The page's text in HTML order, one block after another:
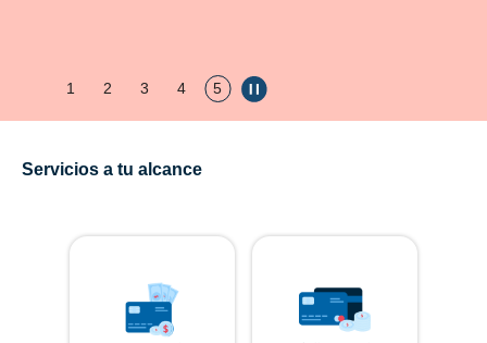
1 2 3 4 5
Servicios a tu alcance